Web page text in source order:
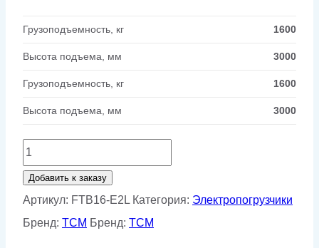
Грузоподъемность, кг 1600
Высота подъема, мм 3000
Грузоподъемность, кг 1600
Высота подъема, мм 3000
Количество
товара
Вилочный
погрузчик
Добавить к заказу
Артикул: FTB16-E2L Категория: Электропогрузчики
Бренд: TCM Бренд: TCM